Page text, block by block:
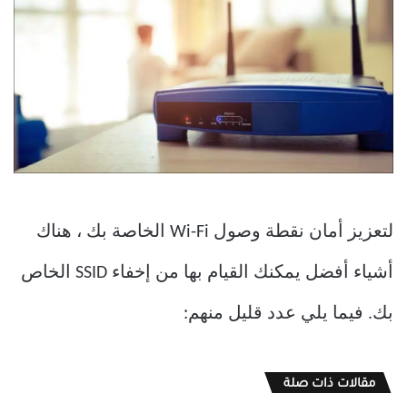
لتعزيز أمان نقطة وصول Wi-Fi الخاصة بك ، هناك
أشياء أفضل يمكنك القيام بها من إخفاء SSID الخاص
بك. فيما يلي عدد قليل منهم:
مقالات ذات صلة